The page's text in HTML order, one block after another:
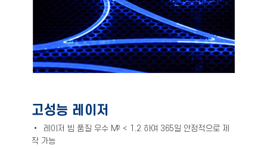
고성능 레이저
• 레이저 빔 품질 우수 M² < 1.2 하여 365일 안정적으로 제
작 가능